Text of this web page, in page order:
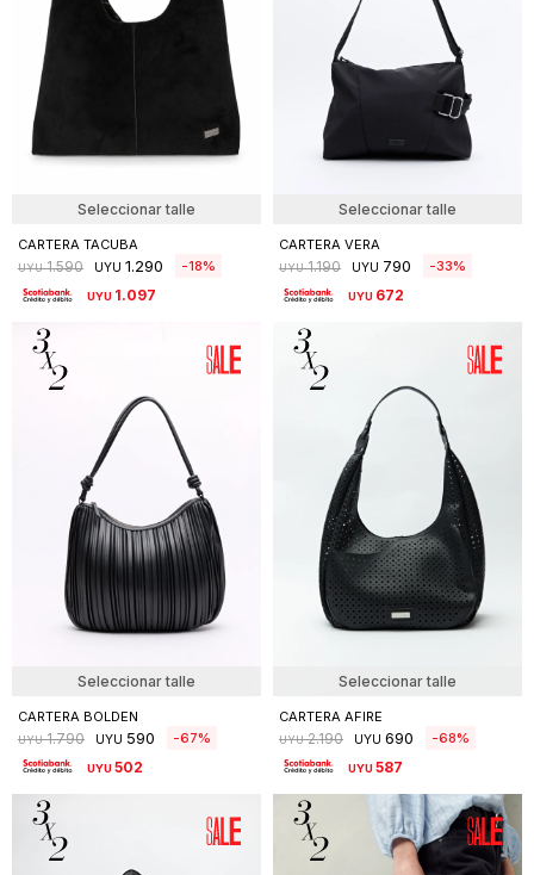
Seleccionar talle
CARTERA TACUBA
UYU 1.590 UYU 1.290 18
UYU 1.097
Seleccionar talle
CARTERA VERA
UYU 1.190 UYU 790 33
UYU 672
Seleccionar talle
CARTERA BOLDEN
UYU 1.790 UYU 590 67
UYU502
Seleccionar talle
CARTERA AFIRE
UYU 2.190 UYU 690 68
UYU587